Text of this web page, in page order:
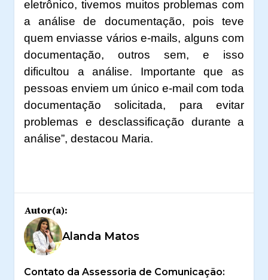
eletrônico, tivemos muitos problemas com
a análise de documentação, pois teve
quem enviasse vários e-mails, alguns com
documentação, outros sem, e isso
dificultou a análise. Importante que as
pessoas enviem um único e-mail com toda
documentação solicitada, para evitar
problemas e desclassificação durante a
análise”, destacou Maria.
Autor(a):
Alanda Matos
Contato da Assessoria de Comunicação: